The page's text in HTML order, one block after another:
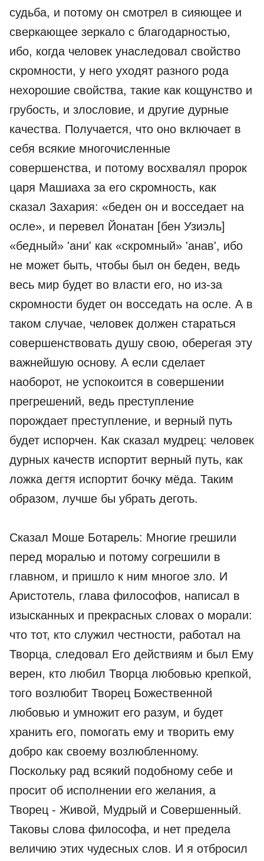
судьба, и потому он смотрел в сияющее и
сверкающее зеркало с благодарностью,
ибо, когда человек унаследовал свойство
скромности, у него уходят разного рода
нехорошие свойства, такие как кощунство и
грубость, и злословие, и другие дурные
качества. Получается, что оно включает в
себя всякие многочисленные
совершенства, и потому восхвалял пророк
царя Машиаха за его скромность, как
сказал Захария: «беден он и восседает на
осле», и перевел Йонатан [бен Узиэль]
«бедный» 'ани' как «скромный» 'анав', ибо
не может быть, чтобы был он беден, ведь
весь мир будет во власти его, но из-за
скромности будет он восседать на осле. А в
таком случае, человек должен стараться
совершенствовать душу свою, оберегая эту
важнейшую основу. А если сделает
наоборот, не успокоится в совершении
прегрешений, ведь преступление
порождает преступление, и верный путь
будет испорчен. Как сказал мудрец: человек
дурных качеств испортит верный путь, как
ложка дегтя испортит бочку мёда. Таким
образом, лучше бы убрать деготь.
Сказал Моше Ботарель: Многие грешили
перед моралью и потому согрешили в
главном, и пришло к ним многое зло. И
Аристотель, глава философов, написал в
изысканных и прекрасных словах о морали:
что тот, кто служил честности, работал на
Творца, следовал Его действиям и был Ему
верен, кто любил Творца любовью крепкой,
того возлюбит Творец Божественной
любовью и умножит его разум, и будет
хранить его, помогать ему и творить ему
добро как своему возлюбленному.
Поскольку рад всякий подобному себе и
просит об исполнении его желания, а
Творец - Живой, Мудрый и Совершенный.
Таковы слова философа, и нет предела
величию этих чудесных слов. И я отбросил